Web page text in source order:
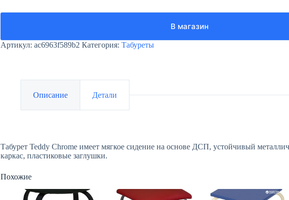
В магазин
Артикул: ac6963f589b2 Категория: Табуреты
Описание Детали
Табурет Teddy Chrome имеет мягкое сидение на основе ДСП, устойчивый
каркас, пластиковые заглушки.
Похожие